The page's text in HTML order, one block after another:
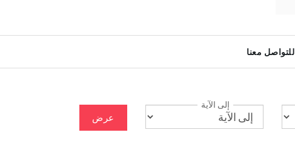
للتواصل معنا
إلى الآية
عرض